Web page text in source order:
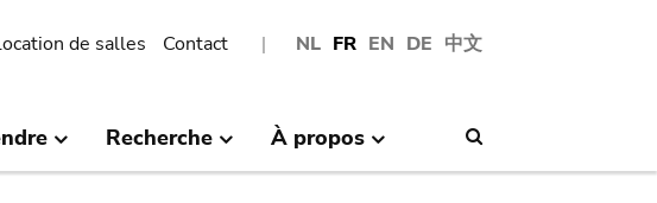
NL FR EN DE 中文
de salles Contact
Recherche À propos